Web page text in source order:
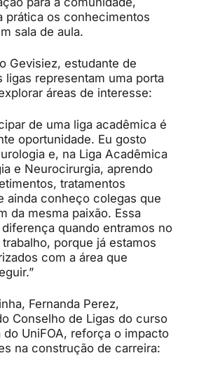
prática os conhecimentos
sala de aula.
Gevisiez, estudante de
ligas representam uma porta
áreas de interesse:
de uma liga acadêmica é
oportunidade. Eu gosto
e, na Liga Acadêmica
e Neurocirurgia, aprendo
tratamentos
ainda conheço colegas que
da mesma paixão. Essa
quando entramos no
porque já estamos
com a área que
Fernanda Perez,
Conselho de Ligas do curso
UniFOA, reforça o impacto
na construção de carreira: